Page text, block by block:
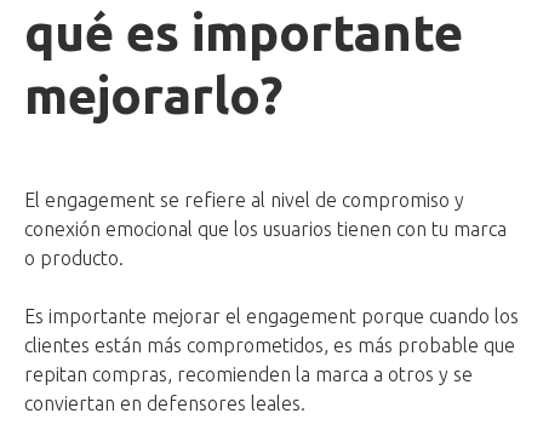
qué es importante
mejorarlo?
El engagement se refiere al nivel de compromiso y
conexión emocional que los usuarios tienen con tu marca
o producto.
Es importante mejorar el engagement porque cuando los
clientes están más comprometidos, es más probable que
repitan compras, recomienden la marca a otros y se
conviertan en defensores leales.